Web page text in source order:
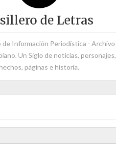
de Letras
de Información Periodística - Archivo
Un Siglo de noticias, personajes,
páginas e historia.